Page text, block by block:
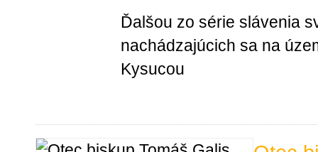
Ďalšou zo série slávenia
nachádzajúcich sa na
Kysucou